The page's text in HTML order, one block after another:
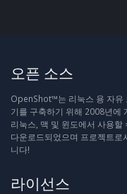
오픈 소스
OpenShot™는 리눅스 용 자유
기를 구축하기 위해 2008년에
리눅스, 맥 및 윈도에서 사용할
다운로드되었으며 프로젝트로
니다!
라이선스